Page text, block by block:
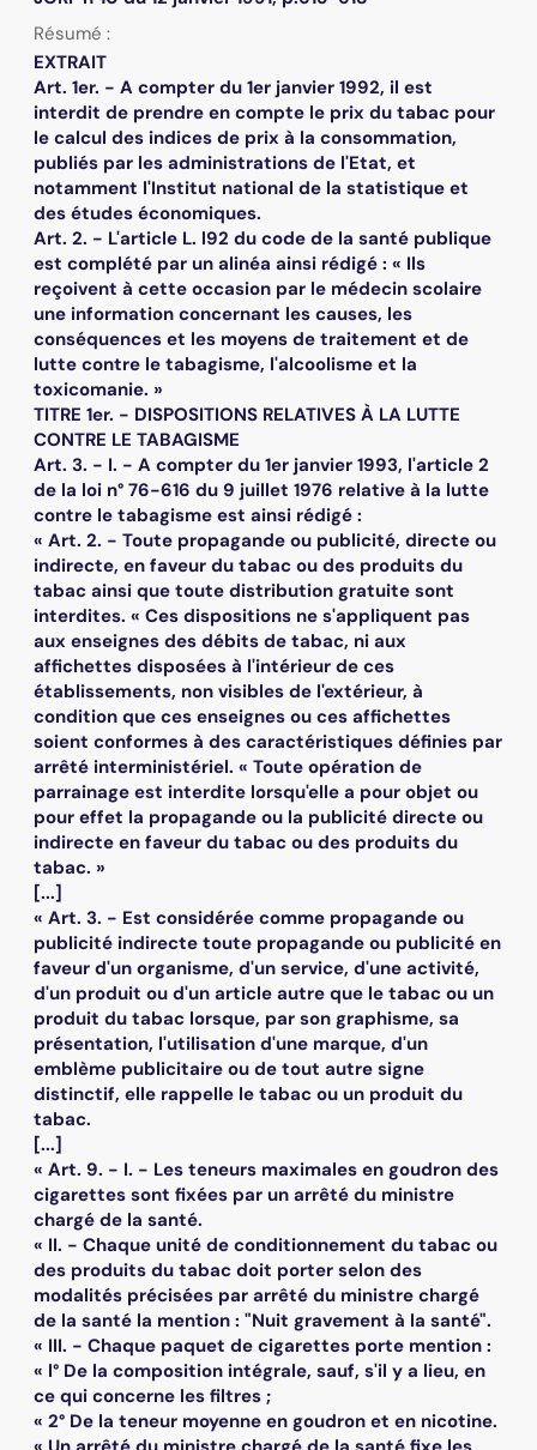
Résumé :
EXTRAIT
Art. 1er. - A compter du 1er janvier 1992, il est
interdit de prendre en compte le prix du tabac pour
le calcul des indices de prix à la consommation,
publiés par les administrations de l'Etat, et
notamment l'Institut national de la statistique et
des études économiques.
Art. 2. - L'article L. l92 du code de la santé publique
est complété par un alinéa ainsi rédigé : « Ils
reçoivent à cette occasion par le médecin scolaire
une information concernant les causes, les
conséquences et les moyens de traitement et de
lutte contre le tabagisme, l'alcoolisme et la
toxicomanie. »
TITRE 1er. - DISPOSITIONS RELATIVES À LA LUTTE
CONTRE LE TABAGISME
Art. 3. - I. - A compter du 1er janvier 1993, l'article 2
de la loi n° 76-616 du 9 juillet 1976 relative à la lutte
contre le tabagisme est ainsi rédigé :
« Art. 2. - Toute propagande ou publicité, directe ou
indirecte, en faveur du tabac ou des produits du
tabac ainsi que toute distribution gratuite sont
interdites. « Ces dispositions ne s'appliquent pas
aux enseignes des débits de tabac, ni aux
affichettes disposées à l'intérieur de ces
établissements, non visibles de l'extérieur, à
condition que ces enseignes ou ces affichettes
soient conformes à des caractéristiques définies par
arrêté interministériel. « Toute opération de
parrainage est interdite lorsqu'elle a pour objet ou
pour effet la propagande ou la publicité directe ou
indirecte en faveur du tabac ou des produits du
tabac. »
[...]
« Art. 3. - Est considérée comme propagande ou
publicité indirecte toute propagande ou publicité en
faveur d'un organisme, d'un service, d'une activité,
d'un produit ou d'un article autre que le tabac ou un
produit du tabac lorsque, par son graphisme, sa
présentation, l'utilisation d'une marque, d'un
emblème publicitaire ou de tout autre signe
distinctif, elle rappelle le tabac ou un produit du
tabac.
[...]
« Art. 9. - I. - Les teneurs maximales en goudron des
cigarettes sont fixées par un arrêté du ministre
chargé de la santé.
« II. - Chaque unité de conditionnement du tabac ou
des produits du tabac doit porter selon des
modalités précisées par arrêté du ministre chargé
de la santé la mention : "Nuit gravement à la santé".
« III. - Chaque paquet de cigarettes porte mention :
« l° De la composition intégrale, sauf, s'il y a lieu, en
ce qui concerne les filtres ;
« 2° De la teneur moyenne en goudron et en nicotine.